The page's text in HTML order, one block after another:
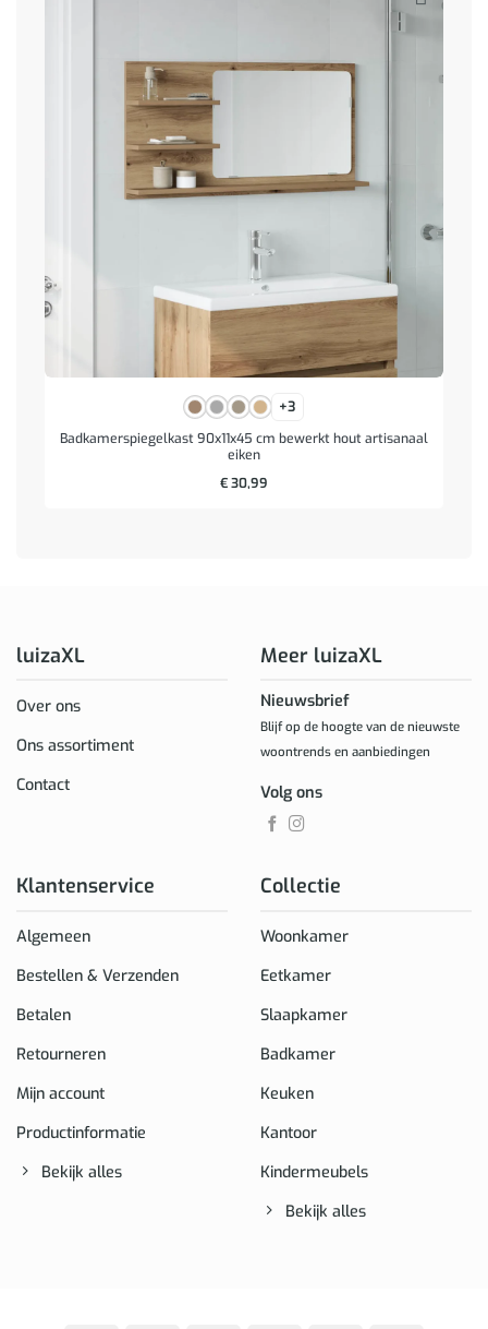
+3
Badkamerspiegelkast 90x11x45 cm bewerkt hout artisanaal
eiken
€30,99
luizaXL
Over ons
Ons assortiment
Contact
Klantenservice
Algemeen
Bestellen & Verzenden
Betalen
Retourneren
Mijn account
Productinformatie
Bekijk alles
Collectie
Woonkamer
Eetkamer
Slaapkamer
Badkamer
Keuken
Kantoor
Kindermeubels
Bekijk alles
Meer luizaXL
Nieuwsbrief
Blijf op de hoogte van de nieuwste
woontrends en aanbiedingen
Volg ons